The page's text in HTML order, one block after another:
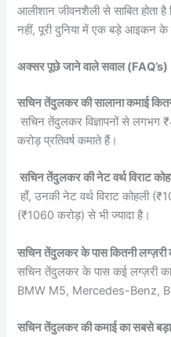
आलीशान जीवनशैली से साबित होता
नहीं, पूरी दुनिया में एक बड़े आइकन
अक्सर पूछे जाने वाले सवाल (FAQ’s)
सचिन तेंदुलकर की सालाना कमाई
सचिन तेंदुलकर विज्ञापनों से लगभग
करोड़ प्रतिवर्ष कमाते हैं।
सचिन तेंदुलकर की नेट वर्थ विराट
हाँ, उनकी नेट वर्थ विराट कोहली
(₹1060 करोड़) से भी ज्यादा है।
सचिन तेंदुलकर के पास कितनी लग्ज़री
सचिन तेंदुलकर के पास कई लग्ज़री
BMW M5, Mercedes-Benz,
सचिन तेंदुलकर की कमाई का सबसे बड़ा